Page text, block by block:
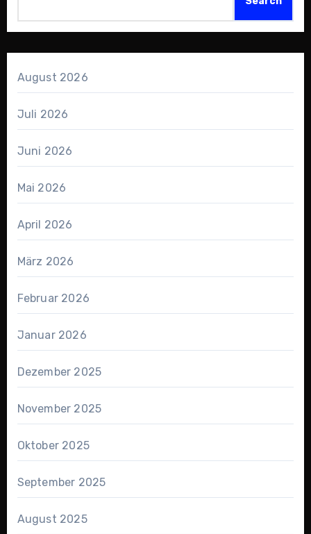
August 2026
Juli 2026
Juni 2026
Mai 2026
April 2026
März 2026
Februar 2026
Januar 2026
Dezember 2025
November 2025
Oktober 2025
September 2025
August 2025